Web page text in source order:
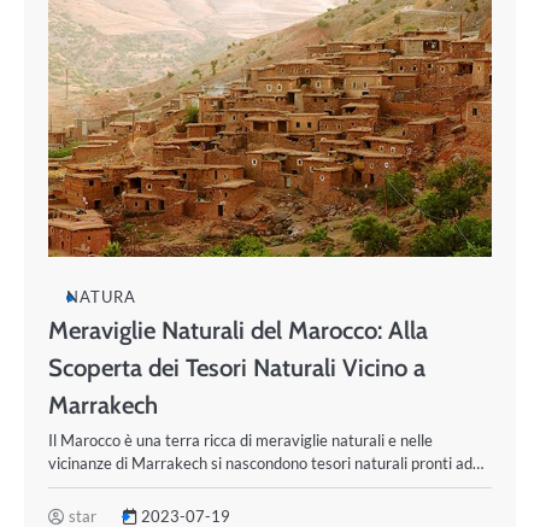
NATURA
Meraviglie Naturali del Marocco: Alla
Scoperta dei Tesori Naturali Vicino a
Marrakech
Il Marocco è una terra ricca di meraviglie naturali e nelle
vicinanze di Marrakech si nascondono tesori naturali pronti ad…
star 2023-07-19